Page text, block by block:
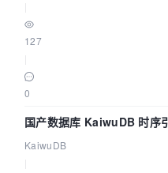
127
0
国产数据库 KaiwuDB 时序
技术路径
KaiwuDB